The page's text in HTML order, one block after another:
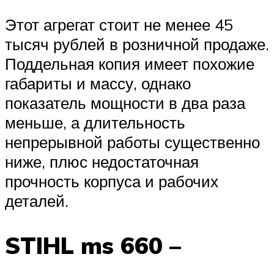
Этот агрегат стоит не менее 45
тысяч рублей в розничной продаже.
Поддельная копия имеет похожие
габариты и массу, однако
показатель мощности в два раза
меньше, а длительность
непрерывной работы существенно
ниже, плюс недостаточная
прочность корпуса и рабочих
деталей.
STIHL ms 660 –